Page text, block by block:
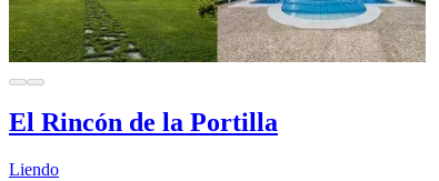
El Rincón de la Portilla
Liendo